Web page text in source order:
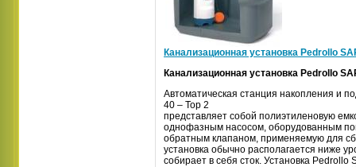
Канализационная установка Pedrollo
Канализационная установка Pedrollo
Автоматическая станция накопления и
40 – Top 2
представляет собой полиэтиленовую
однофазным насосом, оборудованным
обратным клапаном, применяемую для
установка обычно располагается ниже
собирает в себя сток. Установка Pedrollo